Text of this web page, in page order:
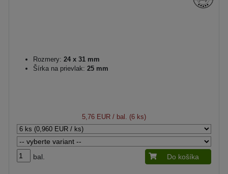
Rozmery: 24 x 31 mm
Šírka na prievlak: 25 mm
5,76 EUR / bal. (6 ks)
bal. Do košíka